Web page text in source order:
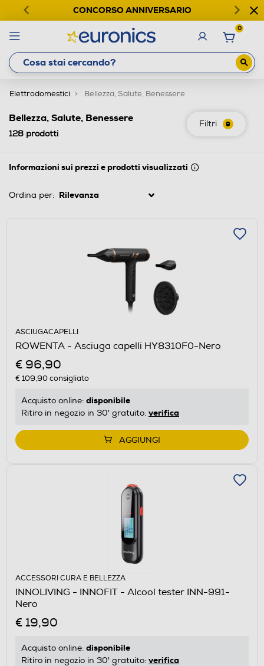
CONCORSO ANNIVERSARIO
0
Elettrodomestici Bellezza, Salute, Benessere
Filtri 9
Bellezza, Salute, Benessere
128 prodotti
Informazioni sui prezzi e prodotti visualizzati
Ordina per:
ASCIUGACAPELLI
ROWENTA - Asciuga capelli HY8310F0-Nero
€ 96,90
€ 109,90consigliato
Acquisto online: disponibile
Ritiro in negozio in 30' gratuito: verifica
AGGIUNGI
ACCESSORI CURA E BELLEZZA
INNOLIVING - INNOFIT - Alcool tester INN-991-
Nero
€ 19,90
Acquisto online: disponibile
Ritiro in negozio in 30' gratuito: verifica